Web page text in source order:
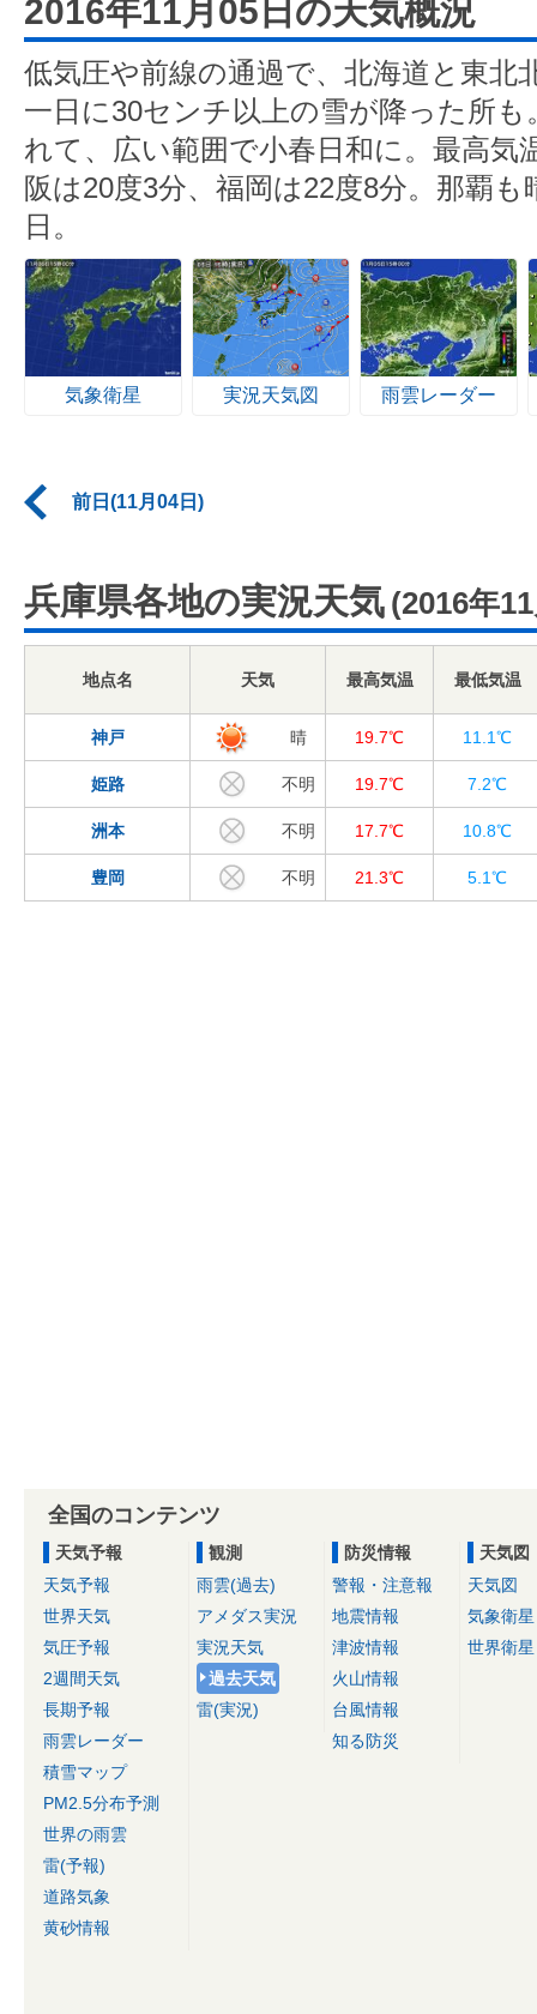
2016年11月05日の天気概況
低気圧や前線の通過で、北海道と東北
一日に30センチ以上の雪が降った所
れて、広い範囲で小春日和に。最高気
阪は20度3分、福岡は22度8分。那覇
日。
気象衛星 実況天気図 雨雲レーダー
前日(11月04日)
兵庫県各地の実況天気 (2016年
地点名 天気 最高気温 最低気温
神戸 晴 19.7℃ 11.1℃
姫路 不明 19.7℃ 7.2℃
洲本 不明 17.7℃ 10.8℃
豊岡 不明 21.3℃ 5.1℃
全国のコンテンツ
天気予報
天気予報
世界天気
気圧予報
2週間天気
長期予報
雨雲レーダー
積雪マップ
PM2.5分布予測
世界の雨雲
雷(予報)
道路気象
黄砂情報
観測
雨雲(過去)
アメダス実況
実況天気
過去天気
雷(実況)
防災情報
警報・注意報
地震情報
津波情報
火山情報
台風情報
知る防災
天気図
天気図
気象衛星
世界衛星